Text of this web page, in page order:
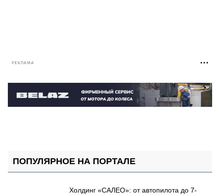
РЕКЛАМА
ПОПУЛЯРНОЕ НА ПОРТАЛЕ
Холдинг «САЛЕО»: от автопилота до 7-